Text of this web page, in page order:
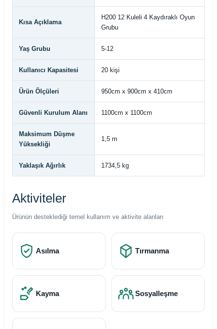
Kısa Açıklama
H200 12 Kuleli 4 Kaydıraklı Oyun
Grubu
Yaş Grubu 5-12
Kullanıcı Kapasitesi 20 kişi
Ürün Ölçüleri 950cm x 900cm x 410cm
Güvenli Kurulum Alanı 1100cm x 1100cm
Maksimum Düşme
Yüksekliği
1,5 m
Yaklaşık Ağırlık 1734,5 kg
Aktiviteler
Ürünün desteklediği temel kullanım ve aktivite alanları
Asılma Tırmanma
Kayma Sosyalleşme